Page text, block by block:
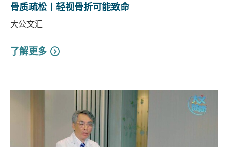
骨质疏松︱轻视骨折可能致命
大公文汇
了解更多